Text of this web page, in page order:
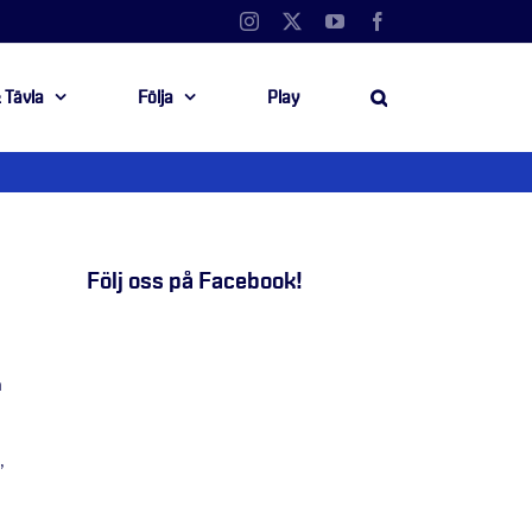
Instagram YouTube
Tävla Följa Play
Följ oss på Facebook!